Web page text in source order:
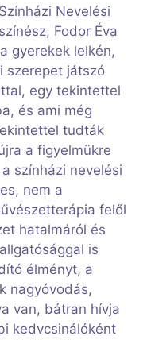
Nevelési
Fodor Éva
gyerekek lelkén,
szerepet játszó
egy tekintettel
és ami még
tudták
a figyelmükre
színházi nevelési
nem a
felől
hatalmáról és
is
élményt, a
nagyóvodás,
van, bátran hívja
kedvcsinálóként